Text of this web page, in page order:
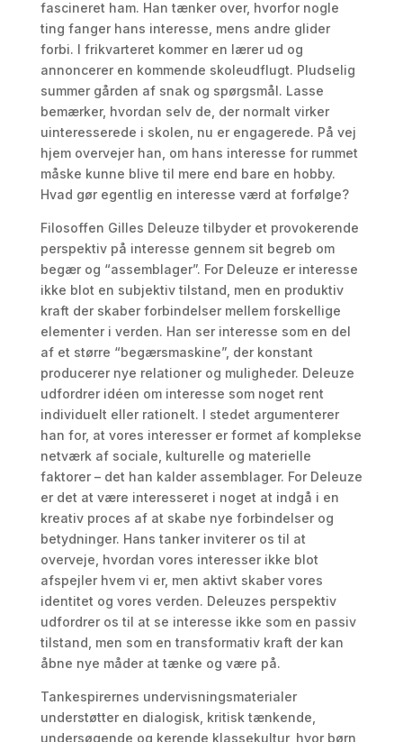
fascineret ham. Han tænker over, hvorfor nogle
ting fanger hans interesse, mens andre glider
forbi. I frikvarteret kommer en lærer ud og
annoncerer en kommende skoleudflugt. Pludselig
summer gården af snak og spørgsmål. Lasse
bemærker, hvordan selv de, der normalt virker
uinteresserede i skolen, nu er engagerede. På vej
hjem overvejer han, om hans interesse for rummet
måske kunne blive til mere end bare en hobby.
Hvad gør egentlig en interesse værd at forfølge?
Filosoffen Gilles Deleuze tilbyder et provokerende
perspektiv på interesse gennem sit begreb om
begær og “assemblager”. For Deleuze er interesse
ikke blot en subjektiv tilstand, men en produktiv
kraft der skaber forbindelser mellem forskellige
elementer i verden. Han ser interesse som en del
af et større “begærsmaskine”, der konstant
producerer nye relationer og muligheder. Deleuze
udfordrer idéen om interesse som noget rent
individuelt eller rationelt. I stedet argumenterer
han for, at vores interesser er formet af komplekse
netværk af sociale, kulturelle og materielle
faktorer – det han kalder assemblager. For Deleuze
er det at være interesseret i noget at indgå i en
kreativ proces af at skabe nye forbindelser og
betydninger. Hans tanker inviterer os til at
overveje, hvordan vores interesser ikke blot
afspejler hvem vi er, men aktivt skaber vores
identitet og vores verden. Deleuzes perspektiv
udfordrer os til at se interesse ikke som en passiv
tilstand, men som en transformativ kraft der kan
åbne nye måder at tænke og være på.
Tankespirernes undervisningsmaterialer
understøtter en dialogisk, kritisk tænkende,
undersøgende og kerende klassekultur, hvor børn